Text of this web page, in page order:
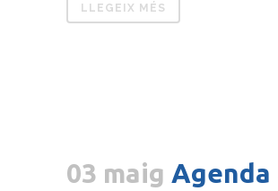
LLEGEIX MÉS
03 maig Agenda